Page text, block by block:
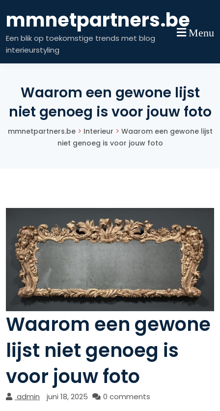
to
content
mmnetpartners.be
Een blik op toekomstige trends met blog
interieurstyling
Menu
Waarom een gewone lijst
niet genoeg is voor jouw foto
mmnetpartners.be> Interieur > Waarom een gewone lijst
niet genoeg is voor jouw foto
Waarom een gewone
lijst niet genoeg is
voor jouw foto
admin juni 18, 2025
0 comments